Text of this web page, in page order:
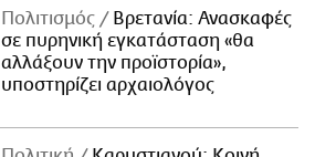
Πολιτισμός
Βρετανία: Ανασκαφές
σε πυρηνική εγκατάσταση «θα
αλλάξουν την προϊστορία»,
υποστηρίζει αρχαιολόγος